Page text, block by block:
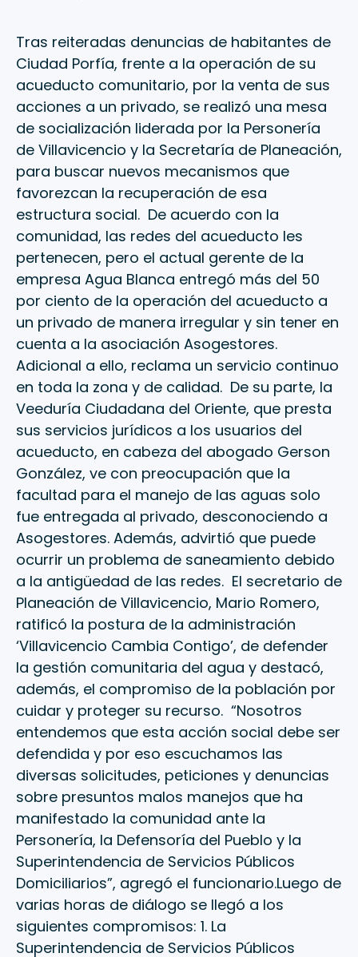
Tras reiteradas denuncias de habitantes de
Ciudad Porfía, frente a la operación de su
acueducto comunitario, por la venta de sus
acciones a un privado, se realizó una mesa
de socialización liderada por la Personería
de Villavicencio y la Secretaría de Planeación,
para buscar nuevos mecanismos que
favorezcan la recuperación de esa
estructura social. De acuerdo con la
comunidad, las redes del acueducto les
pertenecen, pero el actual gerente de la
empresa Agua Blanca entregó más del 50
por ciento de la operación del acueducto a
un privado de manera irregular y sin tener en
cuenta a la asociación Asogestores.
Adicional a ello, reclama un servicio continuo
en toda la zona y de calidad. De su parte, la
Veeduría Ciudadana del Oriente, que presta
sus servicios jurídicos a los usuarios del
acueducto, en cabeza del abogado Gerson
González, ve con preocupación que la
facultad para el manejo de las aguas solo
fue entregada al privado, desconociendo a
Asogestores. Además, advirtió que puede
ocurrir un problema de saneamiento debido
a la antigüedad de las redes. El secretario de
Planeación de Villavicencio, Mario Romero,
ratificó la postura de la administración
‘Villavicencio Cambia Contigo’, de defender
la gestión comunitaria del agua y destacó,
además, el compromiso de la población por
cuidar y proteger su recurso. “Nosotros
entendemos que esta acción social debe ser
defendida y por eso escuchamos las
diversas solicitudes, peticiones y denuncias
sobre presuntos malos manejos que ha
manifestado la comunidad ante la
Personería, la Defensoría del Pueblo y la
Superintendencia de Servicios Públicos
Domiciliarios”, agregó el funcionario.Luego de
varias horas de diálogo se llegó a los
siguientes compromisos: 1. La
Superintendencia de Servicios Públicos